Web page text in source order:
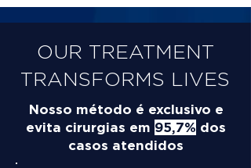
OUR TREATMENT
TRANSFORMS LIVES
Nosso método é exclusivo e
evita cirurgias em 95,7% dos
casos atendidos